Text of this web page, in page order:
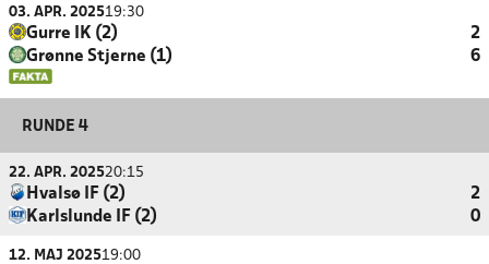
03. APR. 202519:30
Gurre IK (2)
2
Grønne Stjerne (1)
6
RUNDE 4
22. APR. 202520:15
Hvalsø IF (2)
2
Karlslunde IF (2)
0
12. MAJ 202519:00